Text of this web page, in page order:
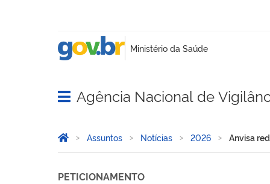
Abrir menu principal de navegação
Agência Nacional de
Você está aqui:
Página Inicial
Assuntos Notícias 2026 Anvisa
PETICIONAMENTO